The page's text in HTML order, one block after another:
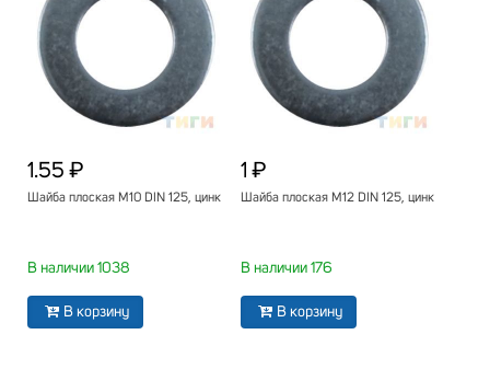
1.55 ₽
Шайба плоская М10 DIN 125, цинк
В наличии 1038
В корзину
1 ₽
Шайба плоская М12 DIN 125, цинк
В наличии 176
В корзину